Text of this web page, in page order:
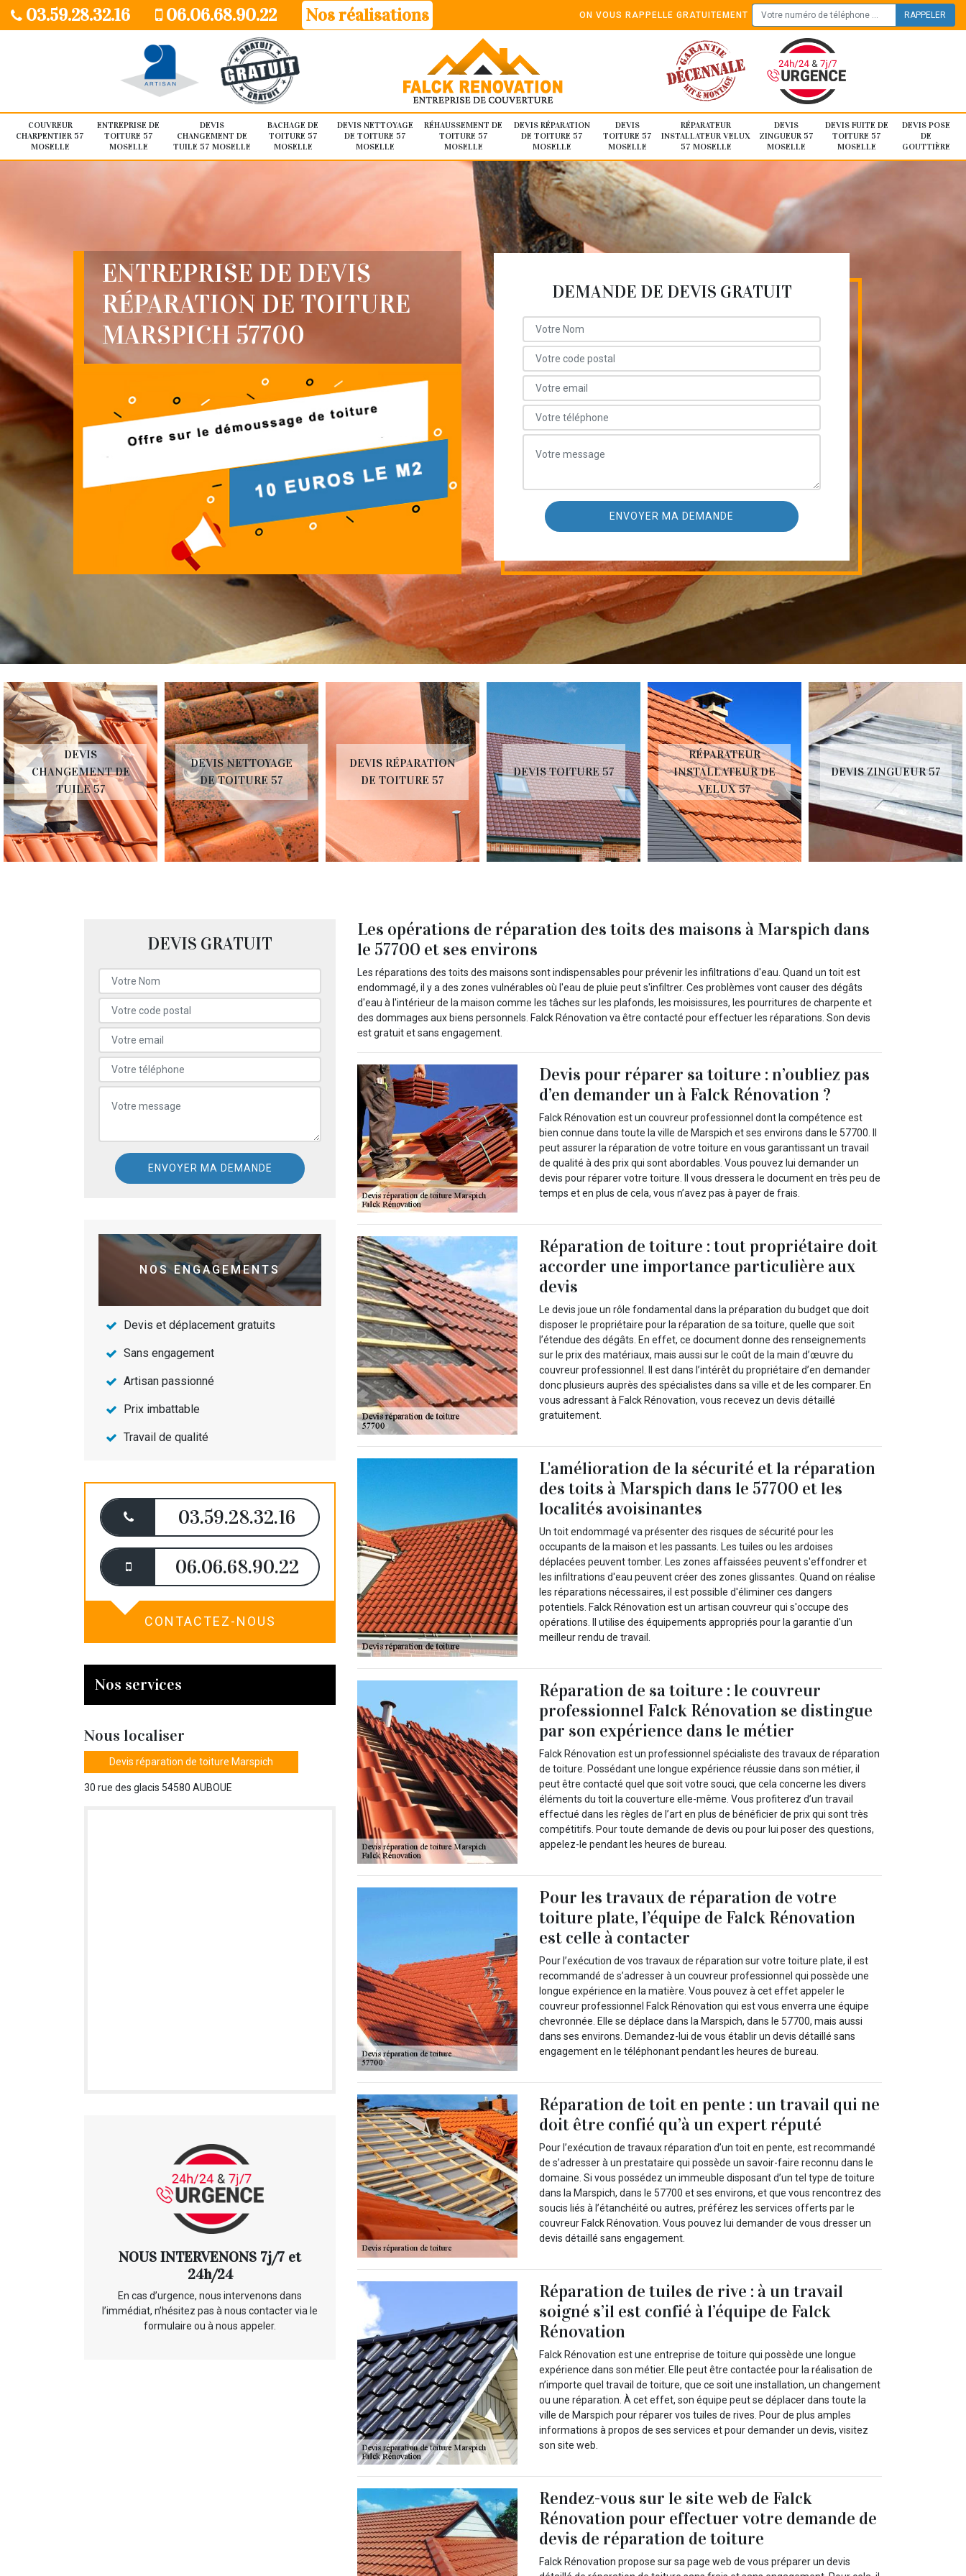
03.59.28.32.16 06.06.68.90.22 Nos réalisations ON VOUS RAPPELLE GRATUITEMENT
COUVREUR
CHARPENTIER 57
MOSELLE
ENTREPRISE DE
TOITURE 57
MOSELLE
DEVIS
CHANGEMENT DE
TUILE 57 MOSELLE
BACHAGE DE
TOITURE 57
MOSELLE
DEVIS NETTOYAGE
DE TOITURE 57
MOSELLE
RÉHAUSSEMENT DE
TOITURE 57
MOSELLE
DEVIS RÉPARATION
DE TOITURE 57
MOSELLE
DEVIS
TOITURE 57
MOSELLE
RÉPARATEUR
INSTALLATEUR VELUX
57 MOSELLE
DEVIS
ZINGUEUR 57
MOSELLE
DEVIS FUITE DE
TOITURE 57
MOSELLE
DEVIS POSE
DE
GOUTTIÈRE
ENTREPRISE DE DEVIS
RÉPARATION DE TOITURE
MARSPICH 57700
DEMANDE DE DEVIS GRATUIT
DEVIS
CHANGEMENT DE
TUILE 57
DEVIS NETTOYAGE
DE TOITURE 57
DEVIS RÉPARATION
DE TOITURE 57
DEVIS TOITURE 57
RÉPARATEUR
INSTALLATEUR DE
VELUX 57
DEVIS ZINGUEUR 57
DEVIS GRATUIT
NOS ENGAGEMENTS
Devis et déplacement gratuits
Sans engagement
Artisan passionné
Prix imbattable
Travail de qualité
03.59.28.32.16
06.06.68.90.22
CONTACTEZ-NOUS
Nos services
Nous localiser
Devis réparation de toiture Marspich
30 rue des glacis 54580 AUBOUE
NOUS INTERVENONS 7j/7 et
24h/24
En cas d’urgence, nous intervenons dans
l’immédiat, n’hésitez pas à nous contacter via le
formulaire ou à nous appeler.
Les opérations de réparation des toits des maisons à Marspich dans
le 57700 et ses environs
Les réparations des toits des maisons sont indispensables pour prévenir les infiltrations d'eau. Quand un toit est
endommagé, il y a des zones vulnérables où l'eau de pluie peut s'infiltrer. Ces problèmes vont causer des dégâts
d'eau à l'intérieur de la maison comme les tâches sur les plafonds, les moisissures, les pourritures de charpente et
des dommages aux biens personnels. Falck Rénovation va être contacté pour effectuer les réparations. Son devis
est gratuit et sans engagement.
Devis pour réparer sa toiture : n’oubliez pas
d’en demander un à Falck Rénovation ?
Falck Rénovation est un couvreur professionnel dont la compétence est
bien connue dans toute la ville de Marspich et ses environs dans le 57700. Il
peut assurer la réparation de votre toiture en vous garantissant un travail
de qualité à des prix qui sont abordables. Vous pouvez lui demander un
devis pour réparer votre toiture. Il vous dressera le document en très peu de
temps et en plus de cela, vous n’avez pas à payer de frais.
Réparation de toiture : tout propriétaire doit
accorder une importance particulière aux
devis
Le devis joue un rôle fondamental dans la préparation du budget que doit
disposer le propriétaire pour la réparation de sa toiture, quelle que soit
l’étendue des dégâts. En effet, ce document donne des renseignements
sur le prix des matériaux, mais aussi sur le coût de la main d’œuvre du
couvreur professionnel. Il est dans l’intérêt du propriétaire d’en demander
donc plusieurs auprès des spécialistes dans sa ville et de les comparer. En
vous adressant à Falck Rénovation, vous recevez un devis détaillé
gratuitement.
L'amélioration de la sécurité et la réparation
des toits à Marspich dans le 57700 et les
localités avoisinantes
Un toit endommagé va présenter des risques de sécurité pour les
occupants de la maison et les passants. Les tuiles ou les ardoises
déplacées peuvent tomber. Les zones affaissées peuvent s'effondrer et
les infiltrations d'eau peuvent créer des zones glissantes. Quand on réalise
les réparations nécessaires, il est possible d'éliminer ces dangers
potentiels. Falck Rénovation est un artisan couvreur qui s'occupe des
opérations. Il utilise des équipements appropriés pour la garantie d'un
meilleur rendu de travail.
Réparation de sa toiture : le couvreur
professionnel Falck Rénovation se distingue
par son expérience dans le métier
Falck Rénovation est un professionnel spécialiste des travaux de réparation
de toiture. Possédant une longue expérience réussie dans son métier, il
peut être contacté quel que soit votre souci, que cela concerne les divers
éléments du toit la couverture elle-même. Vous profiterez d’un travail
effectué dans les règles de l’art en plus de bénéficier de prix qui sont très
compétitifs. Pour toute demande de devis ou pour lui poser des questions,
appelez-le pendant les heures de bureau.
Pour les travaux de réparation de votre
toiture plate, l’équipe de Falck Rénovation
est celle à contacter
Pour l’exécution de vos travaux de réparation sur votre toiture plate, il est
recommandé de s’adresser à un couvreur professionnel qui possède une
longue expérience en la matière. Vous pouvez à cet effet appeler le
couvreur professionnel Falck Rénovation qui est vous enverra une équipe
chevronnée. Elle se déplace dans la Marspich, dans le 57700, mais aussi
dans ses environs. Demandez-lui de vous établir un devis détaillé sans
engagement en le téléphonant pendant les heures de bureau.
Réparation de toit en pente : un travail qui ne
doit être confié qu’à un expert réputé
Pour l’exécution de travaux réparation d’un toit en pente, est recommandé
de s’adresser à un prestataire qui possède un savoir-faire reconnu dans le
domaine. Si vous possédez un immeuble disposant d’un tel type de toiture
dans la Marspich, dans le 57700 et ses environs, et que vous rencontrez des
soucis liés à l’étanchéité ou autres, préférez les services offerts par le
couvreur Falck Rénovation. Vous pouvez lui demander de vous dresser un
devis détaillé sans engagement.
Réparation de tuiles de rive : à un travail
soigné s’il est confié à l’équipe de Falck
Rénovation
Falck Rénovation est une entreprise de toiture qui possède une longue
expérience dans son métier. Elle peut être contactée pour la réalisation de
n’importe quel travail de toiture, que ce soit une installation, un changement
ou une réparation. À cet effet, son équipe peut se déplacer dans toute la
ville de Marspich pour réparer vos tuiles de rives. Pour de plus amples
informations à propos de ses services et pour demander un devis, visitez
son site web.
Rendez-vous sur le site web de Falck
Rénovation pour effectuer votre demande de
devis de réparation de toiture
Falck Rénovation propose sur sa page web de vous préparer un devis